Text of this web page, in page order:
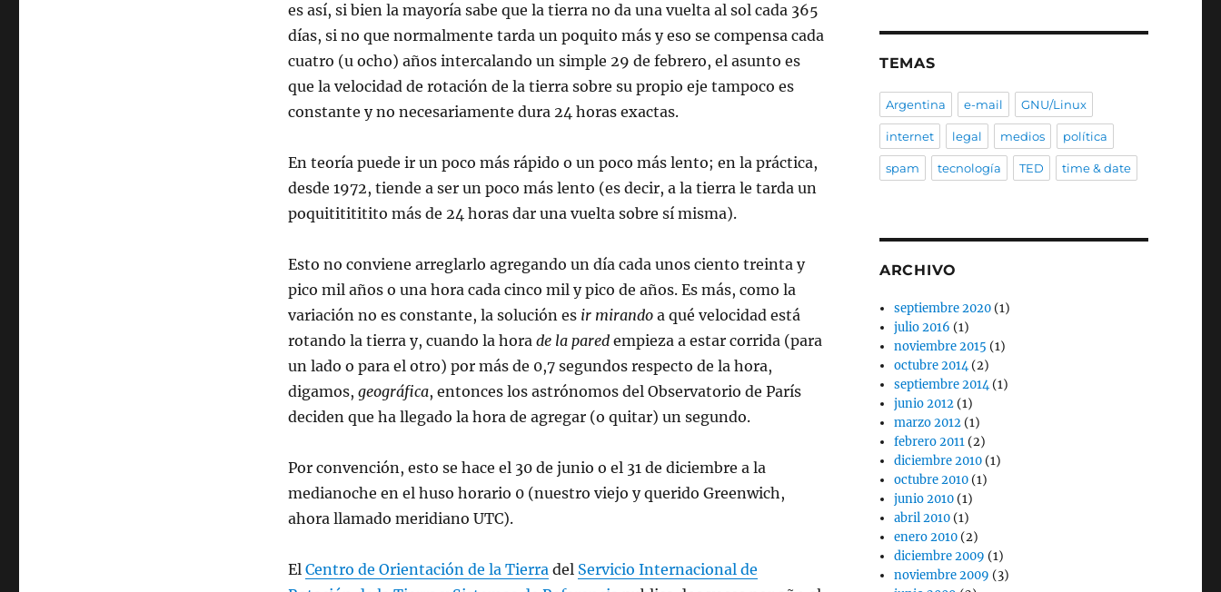
es así, si bien la mayoría sabe que la tierra no da una vuelta al sol cada 365
días, si no que normalmente tarda un poquito más y eso se compensa cada
cuatro (u ocho) años intercalando un simple 29 de febrero, el asunto es
que la velocidad de rotación de la tierra sobre su propio eje tampoco es
constante y no necesariamente dura 24 horas exactas.
En teoría puede ir un poco más rápido o un poco más lento; en la práctica,
desde 1972, tiende a ser un poco más lento (es decir, a la tierra le tarda un
poquititititito más de 24 horas dar una vuelta sobre sí misma).
Esto no conviene arreglarlo agregando un día cada unos ciento treinta y
pico mil años o una hora cada cinco mil y pico de años. Es más, como la
variación no es constante, la solución es ir mirandoa qué velocidad está
rotando la tierra y, cuando la hora de la paredempieza a estar corrida (para
un lado o para el otro) por más de 0,7 segundos respecto de la hora,
digamos, geográfica, entonces los astrónomos del Observatorio de París
deciden que ha llegado la hora de agregar (o quitar) un segundo.
Por convención, esto se hace el 30 de junio o el 31 de diciembre a la
medianoche en el huso horario 0 (nuestro viejo y querido Greenwich,
ahora llamado meridiano UTC).
El Centro de Orientación de la Tierradel Servicio Internacional de
TEMAS
Argentina e-mail GNU/Linux
internet legal medios política
spam tecnología TED time & date
ARCHIVO
septiembre 2020 (1)
julio 2016 (1)
noviembre 2015 (1)
octubre 2014(2)
septiembre 2014(1)
junio 2012 (1)
marzo 2012 (1)
febrero 2011 (2)
diciembre 2010 (1)
octubre 2010 (1)
junio 2010 (1)
abril 2010 (1)
enero 2010 (2)
diciembre 2009 (1)
noviembre 2009 (3)